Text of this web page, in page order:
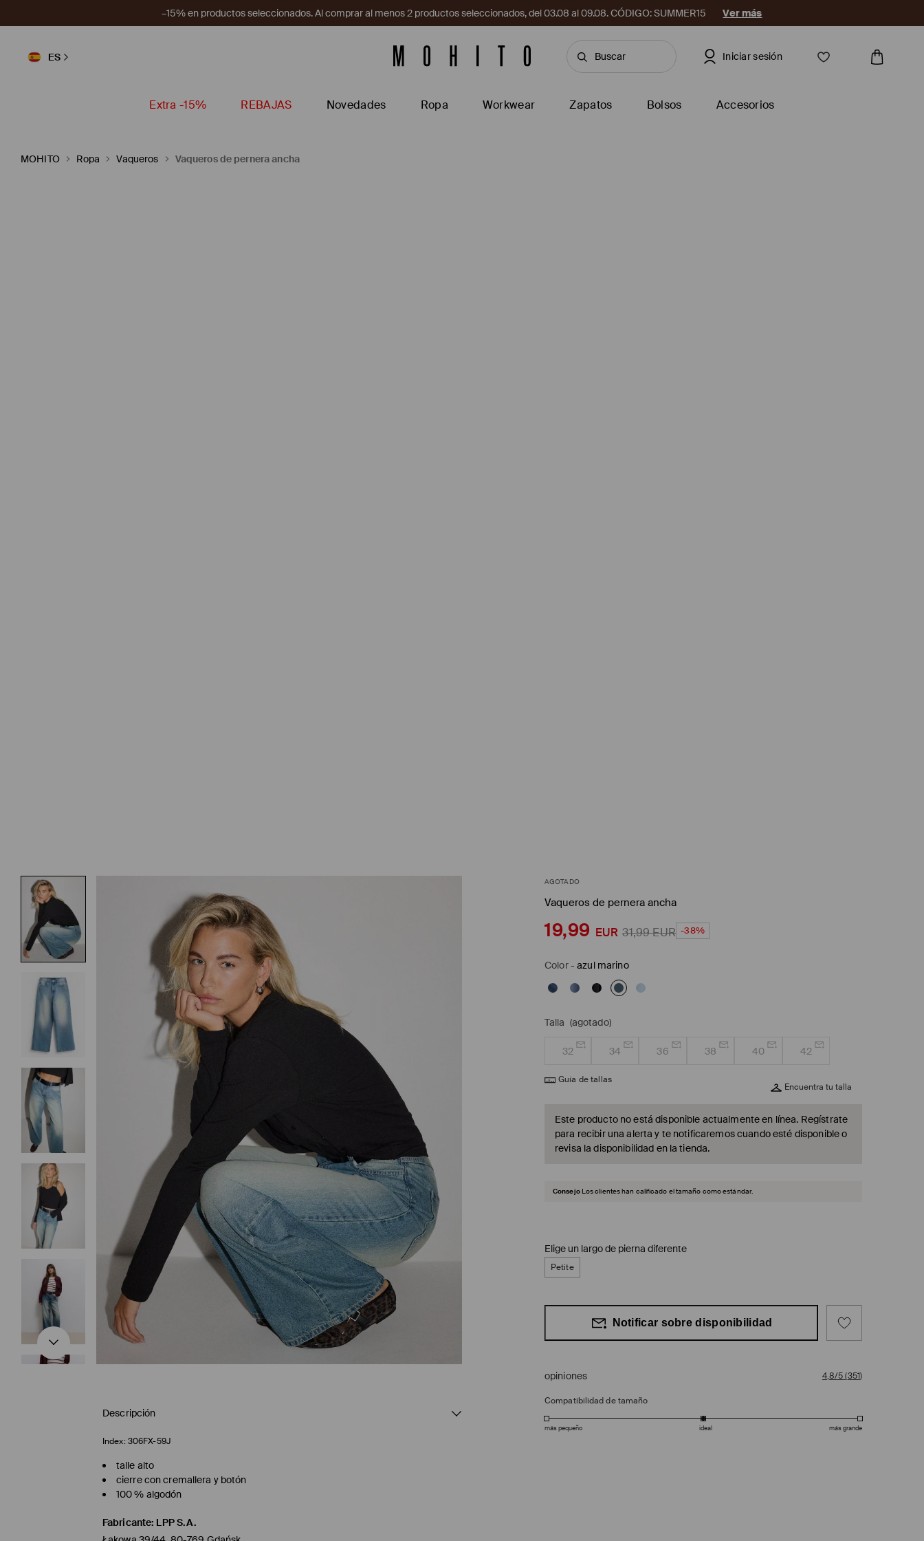
–15% en productos seleccionados. Al comprar al menos 2 productos seleccionados, del 03.08 al 09.08. CÓDIGO: SUMMER15 Ver más
ES Iniciar sesión
Extra -15% REBAJAS Novedades Ropa Workwear Zapatos Bolsos Accesorios
MOHITO Ropa Vaqueros Vaqueros de pernera ancha
AGOTADO
Vaqueros de pernera ancha
19,99 EUR 31,99EUR -38%
Color-azul marino
Talla (agotado)
32 34 36 38 40 42
Guía de tallas
Encuentra tu talla
Este producto no está disponible actualmente en línea. Regístrate
para recibir una alerta y te notificaremos cuando esté disponible o
revisa la disponibilidad en la tienda.
Consejo Los clientes han calificado el tamaño como estándar.
Elige un largo de pierna diferente
Petite
Notificar sobre disponibilidad
opiniones 4,8/5(351)
Compatibilidad de tamaño
más pequeño ideal más grande
Descripción
Index: 306FX-59J
talle alto
cierre con cremallera y botón
100 % algodón
Fabricante: LPP S.A.